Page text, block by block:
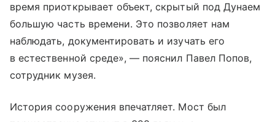
время приоткрывает объект, скрытый под Дунаем
большую часть времени. Это позволяет нам
наблюдать, документировать и изучать его
в естественной среде», — пояснил Павел Попов,
сотрудник музея.
История сооружения впечатляет. Мост был